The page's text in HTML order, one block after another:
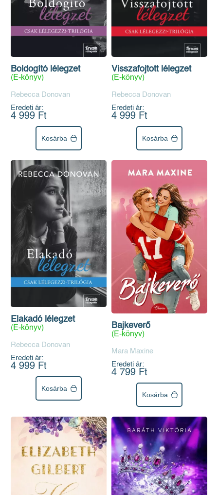
Boldogító lélegzet
(E-könyv)
Rebecca Donovan
Eredeti ár:
4 999 Ft
Kosárba
Visszafojtott lélegzet
(E-könyv)
Rebecca Donovan
Eredeti ár:
4 999 Ft
Kosárba
Elakadó lélegzet
(E-könyv)
Rebecca Donovan
Eredeti ár:
4 999 Ft
Kosárba
Bajkeverő
(E-könyv)
Mara Maxine
Eredeti ár:
4 799 Ft
Kosárba